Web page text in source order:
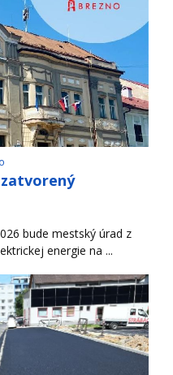
bude mestský úrad z
energie na ...